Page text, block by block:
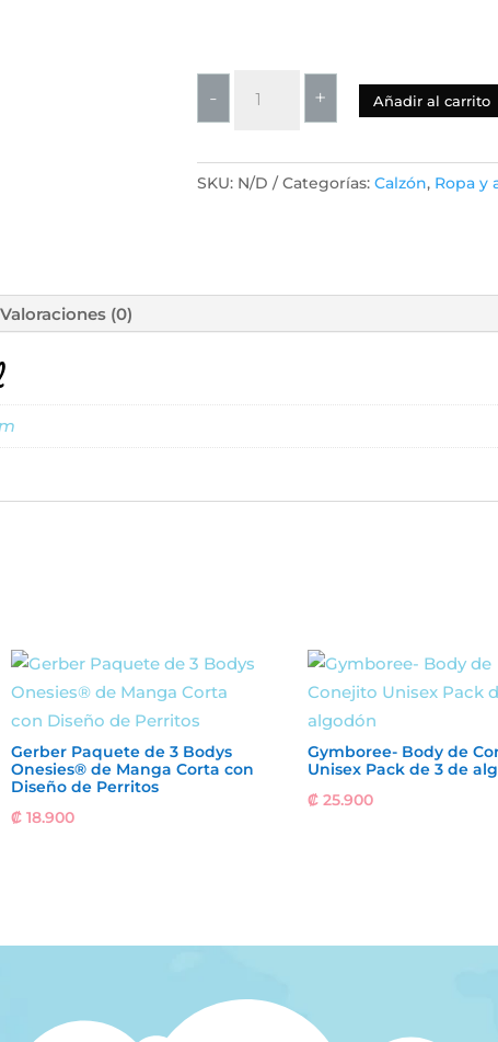
-
-
Gris
+ Añadir al carrito
SKU: N/D Categorías: Calzón, Ropa y
Valoraciones (0)
Gerber Paquete de 3 Bodys
Onesies® de Manga Corta con
Diseño de Perritos
₡ 18.900
Gymboree- Body de
Unisex Pack de 3 de
₡25.900